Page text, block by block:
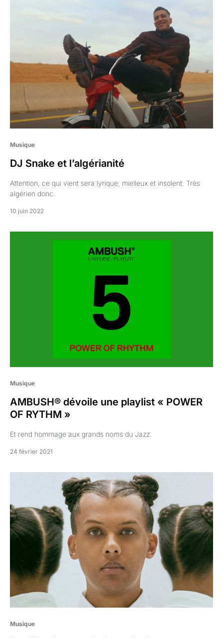
Musique
DJ Snake et l’algérianité
Attention, ce qui vient sera lyrique, mielleux et insolent. Très
algérien donc.
10 juin 2022
Musique
AMBUSH® dévoile une playlist « POWER
OF RYTHM »
Et rend hommage aux grands noms du Jazz.
24 février 2021
Musique